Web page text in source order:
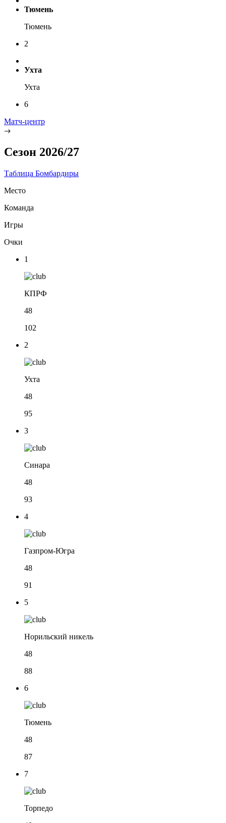
Тюмень
Тюмень
2
Ухта
Ухта
6
Матч-центр
Сезон 2026/27
Таблица Бомбардиры
Место
Команда
Игры
Очки
1
КПРФ
48
102
2
Ухта
48
95
3
Синара
48
93
4
Газпром-Югра
48
91
5
Норильский никель
48
88
6
Тюмень
48
87
7
Торпедо